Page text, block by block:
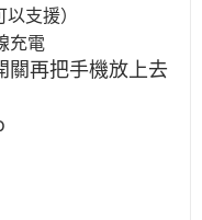
支援）
充電
再把手機放上去